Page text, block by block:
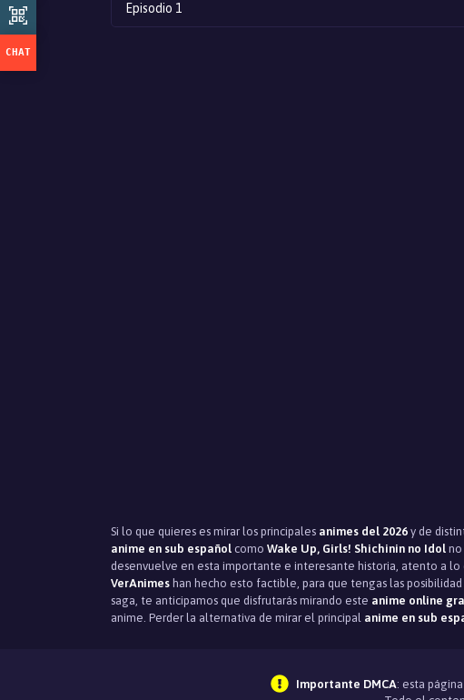
Episodio 1
Si lo que quieres es mirar los principales animes del 2026 y de
anime en sub español como Wake Up, Girls! Shichinin no Idol no
desenvuelve en esta importante e interesante historia, atento a lo
VerAnimes han hecho esto factible, para que tengas las
saga, te anticipamos que disfrutarás mirando este anime online
anime. Perder la alternativa de mirar el principal anime en sub
Importante DMCA: esta